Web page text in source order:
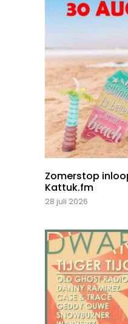
Zomerstop
Kattuk.fm
28 juli 2026